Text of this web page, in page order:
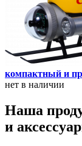
компактный и
нет в наличии
Наша
и